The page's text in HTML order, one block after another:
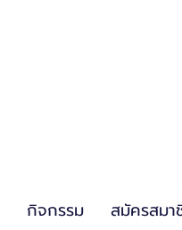
กิจกรรม สมัครสมา